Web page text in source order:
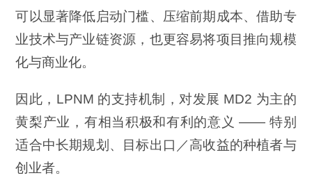
可以显著降低启动门槛、压缩前期成本、借助专
业技术与产业链资源，也更容易将项目推向规模
化与商业化。
因此，LPNM 的支持机制，对发展 MD2 为主的
黄梨产业，有相当积极和有利的意义 —— 特别
适合中长期规划、目标出口／高收益的种植者与
创业者。